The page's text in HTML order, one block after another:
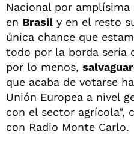
Nacional por amplísima
en Brasil y en el resto
única chance que
todo por la borda sería
por lo menos,
que acaba de votarse
Unión Europea a nivel
con el sector agrícola",
con Radio Monte Carlo.